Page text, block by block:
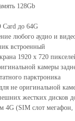
128Gb
Card до 64G
любого аудио и
встроенный
1920 х 720
камеры
парктроника
не оригинальной
жестких дисков
4G (SIM слот